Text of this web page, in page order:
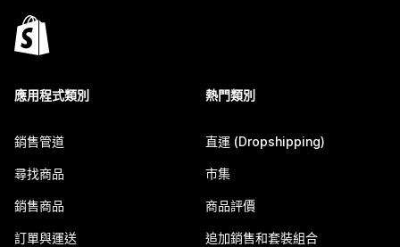
應用程式類別
銷售管道
尋找商品
銷售商品
訂單與運送
熱門類別
直運 (Dropshipping)
市集
商品評價
追加銷售和套裝組合